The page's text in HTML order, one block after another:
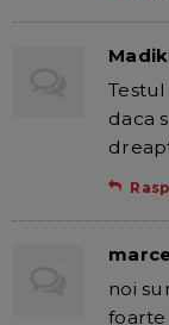
daca
noi
foarte